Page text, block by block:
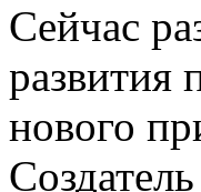
Сейчас
развития
нового